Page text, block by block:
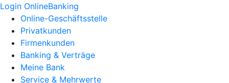
Login OnlineBanking
Online-Geschäftsstelle
Privatkunden
Firmenkunden
Banking & Verträge
Meine Bank
Service & Mehrwerte